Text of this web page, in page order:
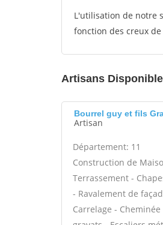
L'utilisation de notre
fonction des creux
Artisans
Bourrel guy et fils
Artisan
Département: 11
Construction de
Terrassement -
- Ravalement de
Carrelage -